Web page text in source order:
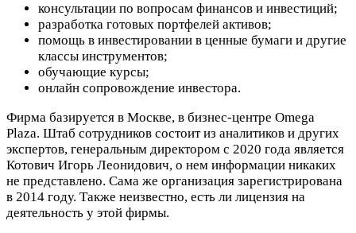
консультации по вопросам финансов и инвестиций;
разработка готовых портфелей активов;
помощь в инвестировании в ценные бумаги и другие
классы инструментов;
обучающие курсы;
онлайн сопровождение инвестора.
Фирма базируется в Москве, в бизнес-центре Omega
Plaza. Штаб сотрудников состоит из аналитиков и других
экспертов, генеральным директором с 2020 года является
Котович Игорь Леонидович, о нем информации никаких
не представлено. Сама же организация зарегистрирована
в 2014 году. Также неизвестно, есть ли лицензия на
деятельность у этой фирмы.